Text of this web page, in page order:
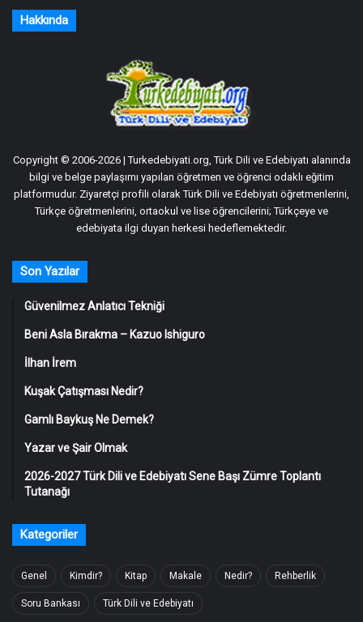
Hakkında
Copyright © 2006-2026 | Turkedebiyati.org, Türk Dili ve Edebiyatı alanında
bilgi ve belge paylaşımı yapılan öğretmen ve öğrenci odaklı eğitim
platformudur. Ziyaretçi profili olarak Türk Dili ve Edebiyatı öğretmenlerini,
Türkçe öğretmenlerini, ortaokul ve lise öğrencilerini; Türkçeye ve
edebiyata ilgi duyan herkesi hedeflemektedir.
Son Yazılar
Güvenilmez Anlatıcı Tekniği
Beni Asla Bırakma – Kazuo Ishiguro
İlhan İrem
Kuşak Çatışması Nedir?
Gamlı Baykuş Ne Demek?
Yazar ve Şair Olmak
2026-2027 Türk Dili ve Edebiyatı Sene Başı Zümre Toplantı
Tutanağı
Kategoriler
Genel Kimdir? Kitap Makale Nedir? Rehberlik
Soru Bankası Türk Dili ve Edebiyatı